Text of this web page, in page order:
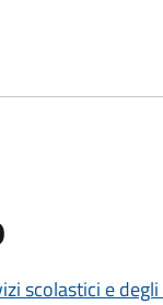
scolastici e